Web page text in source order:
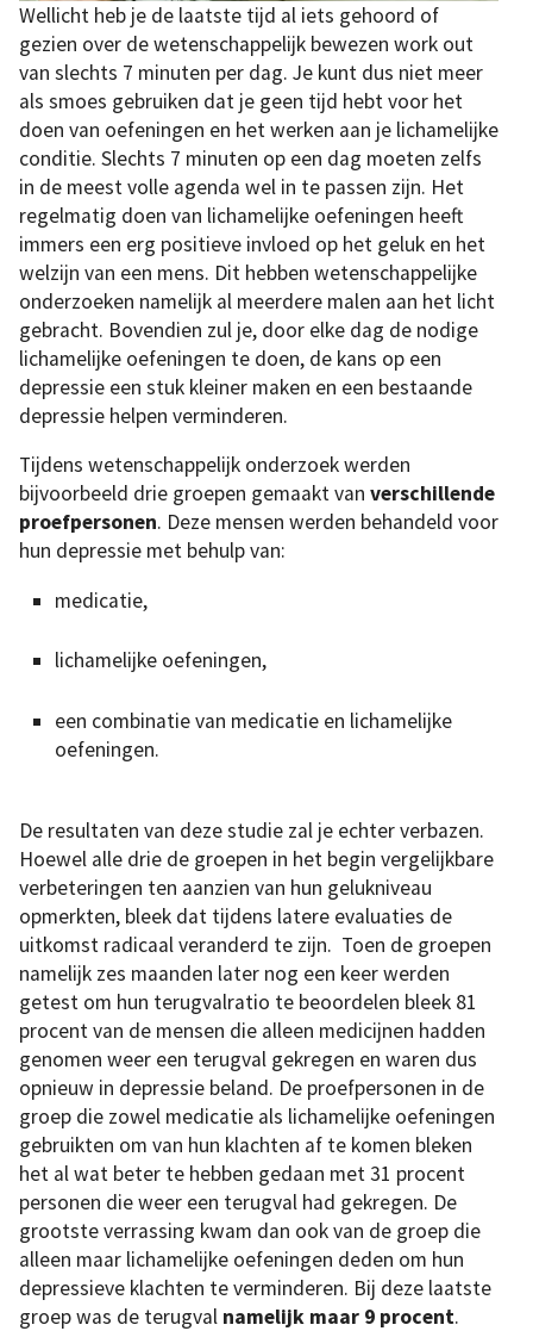
Wellicht heb je de laatste tijd al iets gehoord of
gezien over de wetenschappelijk bewezen work out
van slechts 7 minuten per dag. Je kunt dus niet meer
als smoes gebruiken dat je geen tijd hebt voor het
doen van oefeningen en het werken aan je lichamelijke
conditie. Slechts 7 minuten op een dag moeten zelfs
in de meest volle agenda wel in te passen zijn. Het
regelmatig doen van lichamelijke oefeningen heeft
immers een erg positieve invloed op het geluk en het
welzijn van een mens. Dit hebben wetenschappelijke
onderzoeken namelijk al meerdere malen aan het licht
gebracht. Bovendien zul je, door elke dag de nodige
lichamelijke oefeningen te doen, de kans op een
depressie een stuk kleiner maken en een bestaande
depressie helpen verminderen.
Tijdens wetenschappelijk onderzoek werden
bijvoorbeeld drie groepen gemaakt van verschillende
proefpersonen. Deze mensen werden behandeld voor
hun depressie met behulp van:
medicatie,
lichamelijke oefeningen,
een combinatie van medicatie en lichamelijke
oefeningen.
De resultaten van deze studie zal je echter verbazen.
Hoewel alle drie de groepen in het begin vergelijkbare
verbeteringen ten aanzien van hun gelukniveau
opmerkten, bleek dat tijdens latere evaluaties de
uitkomst radicaal veranderd te zijn. Toen de groepen
namelijk zes maanden later nog een keer werden
getest om hun terugvalratio te beoordelen bleek 81
procent van de mensen die alleen medicijnen hadden
genomen weer een terugval gekregen en waren dus
opnieuw in depressie beland. De proefpersonen in de
groep die zowel medicatie als lichamelijke oefeningen
gebruikten om van hun klachten af te komen bleken
het al wat beter te hebben gedaan met 31 procent
personen die weer een terugval had gekregen. De
grootste verrassing kwam dan ook van de groep die
alleen maar lichamelijke oefeningen deden om hun
depressieve klachten te verminderen. Bij deze laatste
groep was de terugval namelijk maar 9 procent.